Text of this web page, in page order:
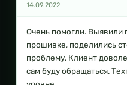
14.09.2022
Очень помогли. Выявили
прошивке, поделились
проблему. Клиент
сам буду обращаться.